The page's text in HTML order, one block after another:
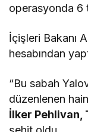
operasyonda 6
İçişleri Bakanı
hesabından
“Bu sabah
düzenlenen
İlker Pehlivan,